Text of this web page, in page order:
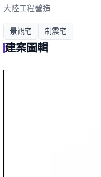
大陸工程營造
景觀宅 制震宅
建案圖輯